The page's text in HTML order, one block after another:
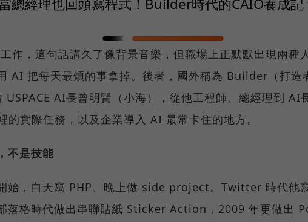
總經理也回頭寫程式！Builder時代的CAIO養成記
作，這句話講久了像背景音樂，但職場上正默默出現兩種
AI 把每天最煩的事拿掉。後者，國外稱為 Builder（打造
USPACE AI長曾明賢（小海），從他工程師、總經理到 AI
的實際任務，以及企業導入 AI 最常卡住的地方。
不是技能
始，白天寫 PHP、晚上做 side project。Twitter 時代他
落格時代做出串聯貼紙 Sticker Action，2009 年更做出